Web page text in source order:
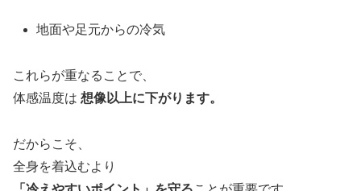
地面や足元からの冷気
これらが重なることで、
体感温度は 想像以上に下がります。
だからこそ、
全身を着込むより